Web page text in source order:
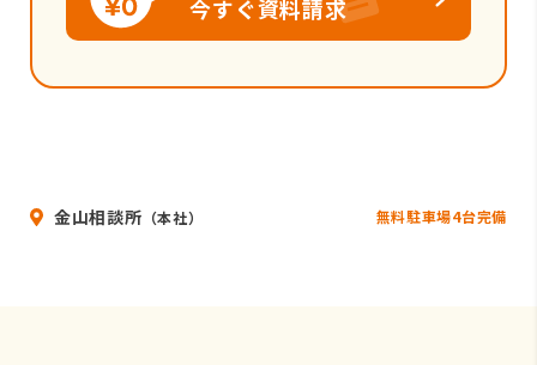
今すぐ資料請求
金山相談所 （本社） 無料駐車場4台完備